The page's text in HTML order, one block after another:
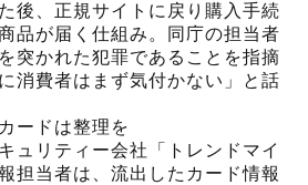
後、正規サイトに戻り購入手続
品が届く仕組み。同庁の担当者
突かれた犯罪であることを指摘
消費者はまず気付かない」と話
ードは整理を
ュリティー会社「トレンドマイ
担当者は、流出したカード情報